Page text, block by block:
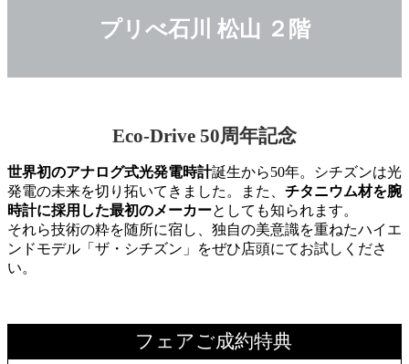
プリべ石川 松山 ２階
Eco-Drive 50周年記念
世界初のアナログ式光発電時計誕生から50年。シチズンは光
発電の未来を切り拓いてきました。また、 チタニウム材を腕
時計に採用した最初のメーカーとしても知られます。
それら技術の粋を随所に宿し、独自の美意識を重ねたハイエ
ンドモデル「ザ・シチズン」をぜひ店頭にてお試しくださ
い。
フェアご成約特典